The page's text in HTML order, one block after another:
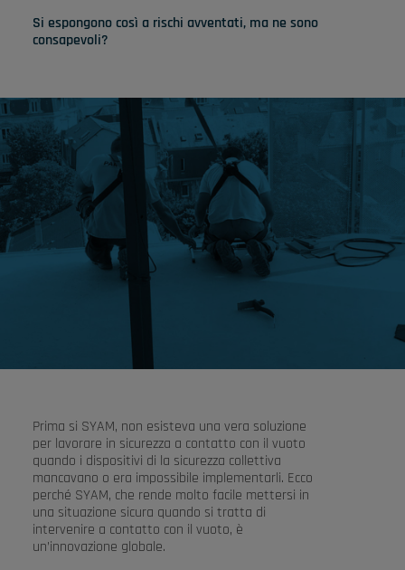
Si espongono così a rischi avventati, ma ne sono
consapevoli?
Prima si SYAM, non esisteva una vera soluzione
per lavorare in sicurezza a contatto con il vuoto
quando i dispositivi di la sicurezza collettiva
mancavano o era impossibile implementarli. Ecco
perché SYAM, che rende molto facile mettersi in
una situazione sicura quando si tratta di
intervenire a contatto con il vuoto, è
un’innovazione globale.